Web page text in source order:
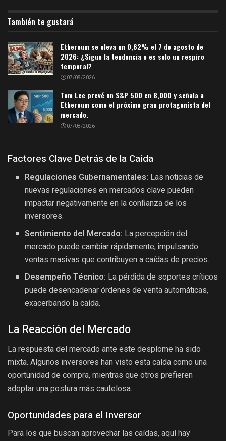
También te gustará
Ethereum se eleva un 0,62% el 7 de agosto de
2026: ¿Sigue la tendencia o es solo un respiro
temporal?
07/08/2026
Tom Lee prevé un S&P 500 en 8,000 y señala a
Ethereum como el próximo gran protagonista del
mercado.
07/08/2026
Factores Clave Detrás de la Caída
Regulaciones Gubernamentales: Las noticias de
nuevas regulaciones en mercados clave pueden
impactar negativamente en la confianza de los
inversores.
Sentimiento del Mercado: La percepción del
mercado puede cambiar rápidamente, impulsando
ventas masivas que contribuyen a caídas de precios.
Desempeño Técnico: La pérdida de soportes críticos
puede desencadenar órdenes de venta automáticas,
exacerbando la caída.
La Reacción del Mercado
La respuesta del mercado ante este desplome ha sido
mixta. Algunos inversores han visto esta caída como una
oportunidad de compra, mientras que otros prefieren
adoptar una postura más cautelosa.
Oportunidades para el Inversor
Para los que buscan aprovechar las caídas, aquí hay